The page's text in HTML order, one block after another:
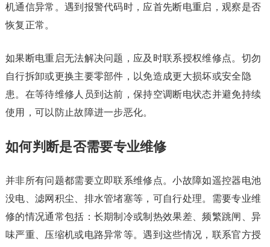
机通信异常。遇到报警代码时，应首先断电重启，观察是否
恢复正常。
如果断电重启无法解决问题，应及时联系授权维修点。切勿
自行拆卸或更换主要零部件，以免造成更大损坏或安全隐
患。在等待维修人员到达前，保持空调断电状态并避免持续
使用，可以防止故障进一步恶化。
如何判断是否需要专业维修
并非所有问题都需要立即联系维修点。小故障如遥控器电池
没电、滤网积尘、排水管堵塞等，可自行处理。需要专业维
修的情况通常包括：长期制冷或制热效果差、频繁跳闸、异
味严重、压缩机或电路异常等。遇到这些情况，联系官方授